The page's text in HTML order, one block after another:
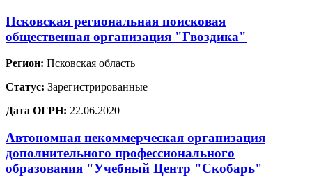
Псковская региональная поисковая
общественная организация "Гвоздика"
Регион: Псковская область
Статус: Зарегистрированные
Дата ОГРН: 22.06.2020
Автономная некоммерческая организация
дополнительного профессионального
образования "Учебный Центр "Скобарь"